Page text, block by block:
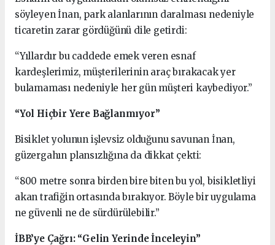
söyleyen İnan, park alanlarının daralması nedeniyle
ticaretin zarar gördüğünü dile getirdi:
“Yıllardır bu caddede emek veren esnaf
kardeşlerimiz, müşterilerinin araç bırakacak yer
bulamaması nedeniyle her gün müşteri kaybediyor.”
“Yol Hiçbir Yere Bağlanmıyor”
Bisiklet yolunun işlevsiz olduğunu savunan İnan,
güzergahın plansızlığına da dikkat çekti:
“800 metre sonra birden bire biten bu yol, bisikletliyi
akan trafiğin ortasında bırakıyor. Böyle bir uygulama
ne güvenli ne de sürdürülebilir.”
İBB’ye Çağrı: “Gelin Yerinde İnceleyin”